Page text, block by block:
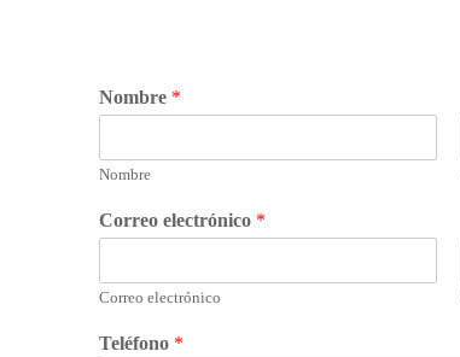
Nombre *
Nombre
Correo electrónico *
Correo electrónico
Teléfono *